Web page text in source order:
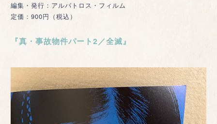
編集・発行：アルバトロス・フィルム
定価：900円（税込）
『真・事故物件パート2／全滅』